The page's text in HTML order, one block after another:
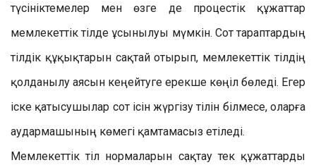
түсініктемелер мен өзге де процестік құжаттар
мемлекеттік тілде ұсынылуы мүмкін. Сот тараптардың
тілдік құқықтарын сақтай отырып, мемлекеттік тілдің
қолданылу аясын кеңейтуге ерекше көңіл бөледі. Егер
іске қатысушылар сот ісін жүргізу тілін білмесе, оларға
аудармашының көмегі қамтамасыз етіледі.
Мемлекеттік тіл нормаларын сақтау тек құжаттарды